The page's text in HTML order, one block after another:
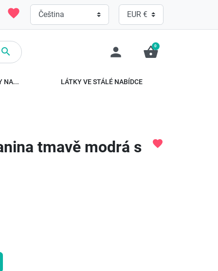
favorite
 person shopping_basket
0
NA... LÁTKY VE STÁLÉ NABÍDCE
tmavě modrá s
favorite